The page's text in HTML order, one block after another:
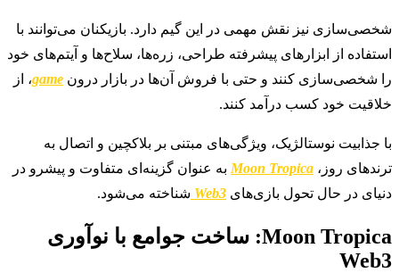
شخصی‌سازی نیز نقش مهمی در این گیم دارد. بازیکنان می‌توانند با
استفاده از ابزارهای پیشرفته طراحی، زره‌ها، سلاح‌ها و آیتم‌های خود
را شخصی‌سازی کنند و حتی با فروش آن‌ها در بازار درون game، از
خلاقیت خود کسب درآمد کنند.
با جذابیت نوستالژیک، ویژگی‌های مبتنی بر بلاکچین و اتصال به
ترندهای روز، Moon Tropica به عنوان گزینه‌ای متفاوت و پیشرو در
دنیای در حال تحول بازی‌های Web3 شناخته می‌شود.
Moon Tropica: ساخت جوامع با نوآوری
Web3